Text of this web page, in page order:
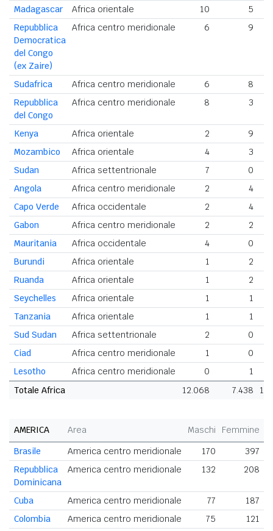
Madagascar Africa orientale 10
5
Repubblica
Democratica
del Congo
(ex Zaire)
Africa centro meridionale 6 9
Sudafrica Africa centro meridionale 6
8
Repubblica
del Congo
Africa centro meridionale 8 3
Kenya Africa orientale 2
9
Mozambico
Africa orientale 4
3
Sudan
Africa settentrionale 7
0
Angola
Africa centro meridionale 2
4
Capo Verde
Africa occidentale 2
4
Gabon
Africa centro meridionale 2
2
Mauritania
Africa occidentale 4
0
Burundi
Africa orientale 1
2
Ruanda
Africa orientale 1
2
Seychelles
Africa orientale 1
1
Tanzania
Africa orientale 1
1
Sud Sudan
Africa settentrionale 2
0
Ciad
Africa centro meridionale 1
0
Lesotho
Africa centro meridionale 0
1
Totale Africa
12.068 7.438
AMERICA Area Maschi Femmine
Brasile
America centro meridionale 170
397
Repubblica
Dominicana
America centro meridionale 132 208
Cuba America centro meridionale 77
187
Colombia
America centro meridionale 75
121